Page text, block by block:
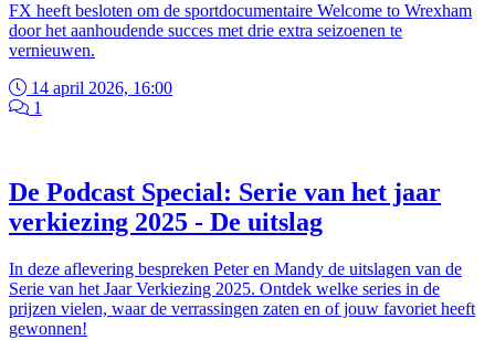
FX heeft besloten om de sportdocumentaire Welcome to Wrexham
door het aanhoudende succes met drie extra seizoenen te
vernieuwen.
14 april 2026, 16:00
1
De Podcast Special: Serie van het jaar
verkiezing 2025 - De uitslag
In deze aflevering bespreken Peter en Mandy de uitslagen van de
Serie van het Jaar Verkiezing 2025. Ontdek welke series in de
prijzen vielen, waar de verrassingen zaten en of jouw favoriet heeft
gewonnen!